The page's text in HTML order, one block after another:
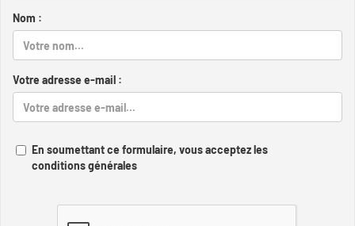
Nom :
Votre adresse e-mail :
En soumettant ce formulaire, vous acceptez les
conditions générales